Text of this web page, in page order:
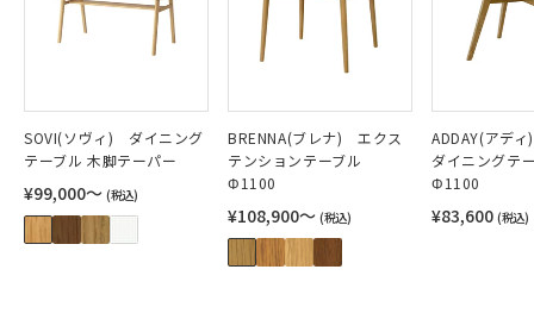
SOVI(ソヴィ) ダイニング
テーブル 木脚テーパー
¥99,000〜 (税込)
BRENNA(ブレナ) エクス
テンションテーブル
Φ1100
¥108,900〜 (税込)
ADDAY(アデ
ダイニングテ
Φ1100
¥83,600 (税込)